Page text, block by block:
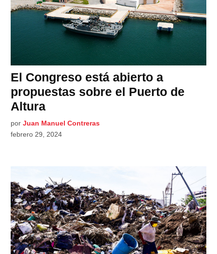
El Congreso está abierto a
propuestas sobre el Puerto de
Altura
por Juan Manuel Contreras
febrero 29, 2024